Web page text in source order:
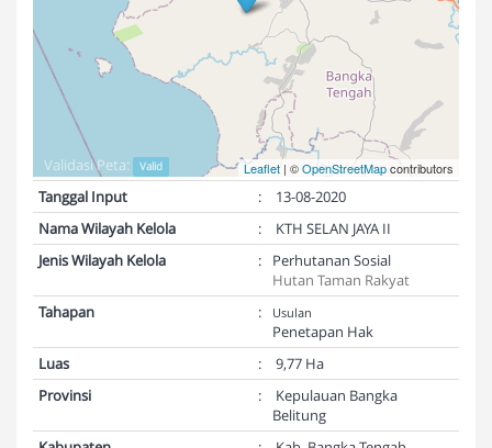
Leaflet | ©OpenStreetMapcontributors
Validasi Peta: Valid
Tanggal Input :
13-08-2020
Nama Wilayah Kelola
:
KTH SELAN JAYA II
Jenis Wilayah Kelola
:
Perhutanan Sosial
Hutan Taman Rakyat
Tahapan
: Usulan
Penetapan Hak
Luas
:
9,77 Ha
Provinsi
:
Kepulauan Bangka
Belitung